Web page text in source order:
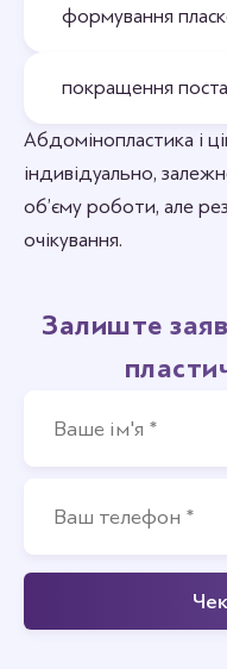
формування
покращення
Абдомінопластика і
індивідуально,
об’єму роботи, але
очікування.
Залиште